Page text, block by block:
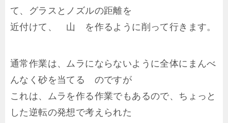
て、グラスとノズルの距離を
近付けて、 山 を作るように削って行きます。
通常作業は、ムラにならないように全体にまんべ
んなく砂を当てる のですが
これは、ムラを作る作業でもあるので、ちょっと
した逆転の発想で考えられた